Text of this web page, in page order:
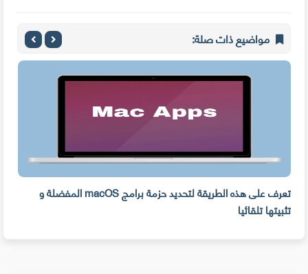
مواضيع ذات صلة:
تعرف على هذه الطريقة لتحديد حزمة برامج macOS المفضلة و
تثبيتها تلقائيا